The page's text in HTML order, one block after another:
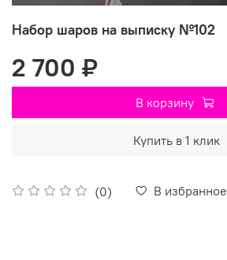
Набор шаров на выписку №102
(0) В избранное
2 700 ₽
В корзину
Купить в 1 клик